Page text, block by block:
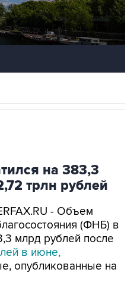
на 383,3
трлн рублей
- Объем
млрд рублей после
в июне,
опубликованные на
12 трлн